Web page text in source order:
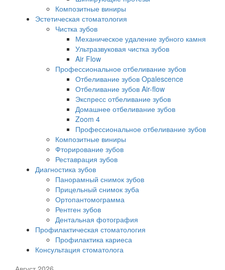
Композитные виниры
Эстетическая стоматология
Чистка зубов
Механическое удаление зубного камня
Ультразвуковая чистка зубов
Air Flow
Профессиональное отбеливание зубов
Отбеливание зубов Opalescence
Отбеливание зубов Air-flow
Экспресс отбеливание зубов
Домашнее отбеливание зубов
Zoom 4
Профессиональное отбеливание зубов
Композитные виниры
Фторирование зубов
Реставрация зубов
Диагностика зубов
Панорамный снимок зубов
Прицельный снимок зуба
Ортопантомограмма
Рентген зубов
Дентальная фотография
Профилактическая стоматология
Профилактика кариеса
Консультация стоматолога